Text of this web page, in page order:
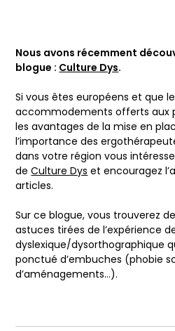
Nous avons récemment
blogue : Culture Dys.
Si vous êtes européens et que
accommodements offerts aux
les avantages de la mise en
l’importance des
dans votre région vous
deCulture Dys et encouragez
articles.
Sur ce blogue, vous trouverez
astuces tirées de l’expérience
dyslexique/dysorthographique
ponctué d’embuches (phobie
d’aménagements…).